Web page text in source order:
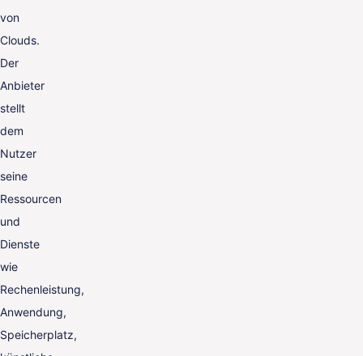
von
Clouds.
Der
Anbieter
stellt
dem
Nutzer
seine
Ressourcen
und
Dienste
wie
Rechenleistung,
Anwendung,
Speicherplatz,